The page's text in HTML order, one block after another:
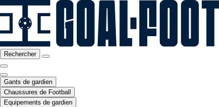
Rechercher
Gants de gardien
Chaussures de Football
Equipements de gardien